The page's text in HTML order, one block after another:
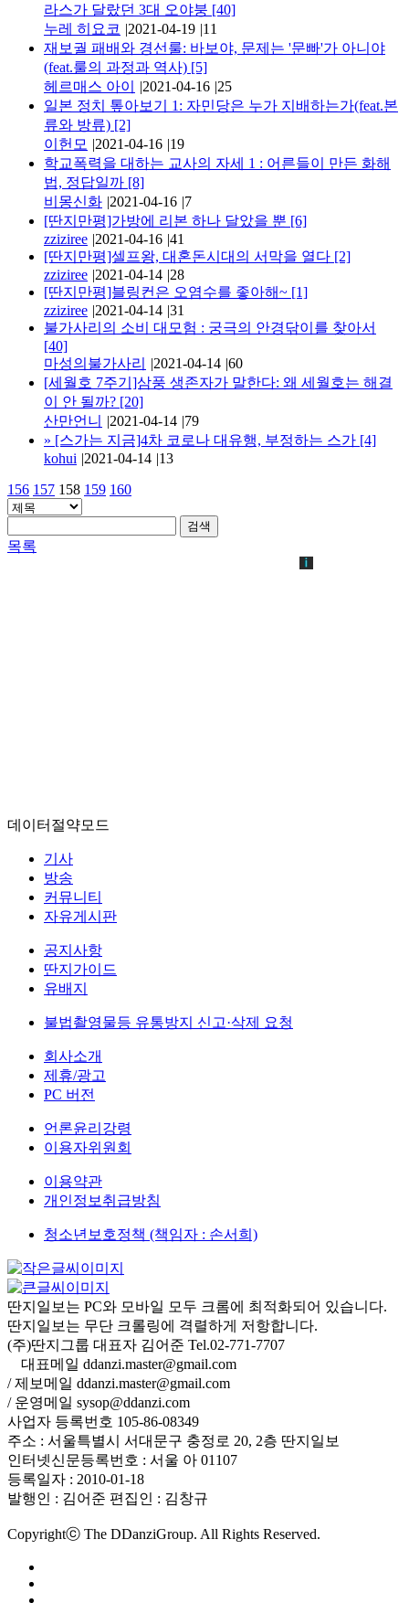
라스가 달랐던 3대 오야붕 [40]
누레 히요코 |2021-04-19 |11
재보궐 패배와 경선룰: 바보야, 문제는 '문빠'가 아니야
(feat.룰의 과정과 역사) [5]
헤르매스 아이
|2021-04-16 |25
일본 정치 톺아보기 1: 자민당은 누가 지배하는가(feat.본
류와 방류) [2]
이헌모 |2021-04-16 |19
학교폭력을 대하는 교사의 자세 1 : 어른들이 만든 화해
법, 정답일까 [8]
비몽신화 |2021-04-16 |7
[딴지만평]가방에 리본 하나 달았을 뿐 [6]
zziziree |2021-04-16 |41
[딴지만평]셀프왕, 대혼돈시대의 서막을 열다 [2]
zziziree |2021-04-14 |28
[딴지만평]블링컨은 오염수를 좋아해~ [1]
zziziree |2021-04-14 |31
불가사리의 소비 대모험 : 궁극의 안경닦이를 찾아서
[40]
마성의불가사리
|2021-04-14 |60
[세월호 7주기]삼풍 생존자가 말한다: 왜 세월호는 해결
이 안 될까? [20]
산만언니
|2021-04-14 |79
» [스가는 지금]4차 코로나 대유행, 부정하는 스가 [4]
kohui |2021-04-14 |13
156 157 158 159 160
검색
목록
데이터절약모드
기사
방송
커뮤니티
자유게시판
공지사항
딴지가이드
유배지
불법촬영물등 유통방지 신고·삭제 요청
회사소개
제휴/광고
PC 버전
언론윤리강령
이용자위원회
이용약관
개인정보취급방침
청소년보호정책 (책임자 : 손서희)
딴지일보는 PC와 모바일 모두 크롬에 최적화되어 있습니다.
딴지일보는 무단 크롤링에 격렬하게 저항합니다.
(주)딴지그룹 대표자 김어준 Tel.02-771-7707
대표메일 ddanzi.master@gmail.com
/ 제보메일 ddanzi.master@gmail.com
/ 운영메일 sysop@ddanzi.com
사업자 등록번호 105-86-08349
주소 : 서울특별시 서대문구 충정로 20, 2층 딴지일보
인터넷신문등록번호 : 서울 아 01107
등록일자 : 2010-01-18
발행인 : 김어준 편집인 : 김창규
Copyrightⓒ The DDanziGroup. All Rights Reserved.